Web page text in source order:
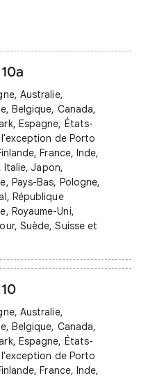
Australie,
Belgique, Canada,
Espagne, États-
l'exception de Porto
France, Inde,
Italie, Japon,
Pays-Bas, Pologne,
République
Royaume-Uni,
Suède, Suisse et
Australie,
Belgique, Canada,
Espagne, États-
l'exception de Porto
France, Inde,